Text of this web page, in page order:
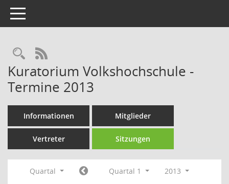
Toggle navigation
Rechercheauswahl
RSS-Feed
Kuratorium Volkshochschule -
Termine 2013
Informationen Mitglieder
Vertreter Sitzungen
Quartal Quartal 1
2013